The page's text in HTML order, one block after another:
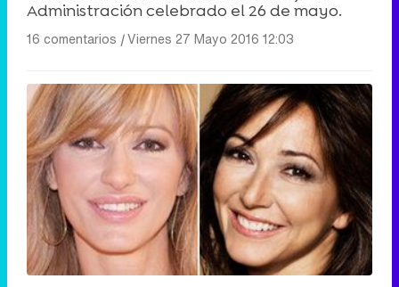
Administración celebrado el 26 de mayo.
16 comentarios |Viernes 27 Mayo 2016 12:03